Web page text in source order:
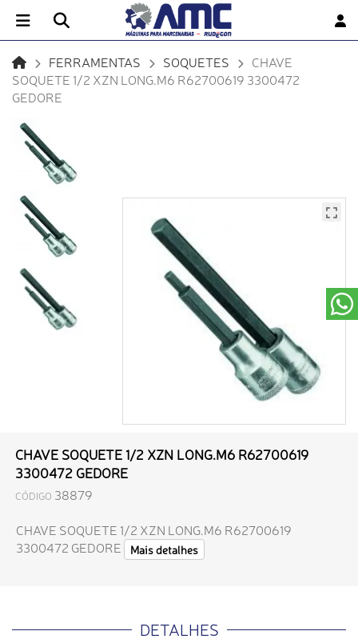
FERRAMENTAS SOQUETES
CHAVE
SOQUETE 1/2 XZN LONG.M6 R62700619 3300472
GEDORE
CHAVE SOQUETE 1/2 XZN LONG.M6 R62700619
3300472 GEDORE
CÓDIGO 38879
CHAVE SOQUETE 1/2 XZN LONG.M6 R62700619
3300472 GEDORE
Mais detalhes
DETALHES